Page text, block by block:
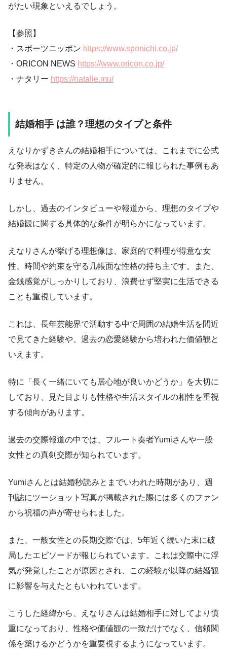
がたい現象といえるでしょう。
【参照】
・スポーツニッポン https://www.sponichi.co.jp/
・ORICON NEWS https://www.oricon.co.jp/
・ナタリー https://natalie.mu/
結婚相手 は誰？理想のタイプと条件
えなりかずきさんの結婚相手については、これまでに公式
な発表はなく、特定の人物が確定的に報じられた事例もあ
りません。
しかし、過去のインタビューや報道から、理想のタイプや
結婚観に関する具体的な条件が明らかになっています。
えなりさんが挙げる理想像は、家庭的で料理が得意な女
性、時間や約束を守る几帳面な性格の持ち主です。また、
金銭感覚がしっかりしており、浪費せず堅実に生活できる
ことも重視しています。
これは、長年芸能界で活動する中で周囲の結婚生活を間近
で見てきた経験や、過去の恋愛経験から培われた価値観と
いえます。
特に「長く一緒にいても居心地が良いかどうか」を大切に
しており、見た目よりも性格や生活スタイルの相性を重視
する傾向があります。
過去の交際報道の中では、フルート奏者Yumiさんや一般
女性との真剣交際が知られています。
Yumiさんとは結婚秒読みとまでいわれた時期があり、週
刊誌にツーショット写真が掲載された際には多くのファン
から祝福の声が寄せられました。
また、一般女性との長期交際では、5年近く続いた末に破
局したエピソードが報じられています。これは交際中に浮
気が発覚したことが原因とされ、この経験が以降の結婚観
に影響を与えたともいわれています。
こうした経緯から、えなりさんは結婚相手に対してより慎
重になっており、性格や価値観の一致だけでなく、信頼関
係を築けるかどうかを重要視するようになっています。